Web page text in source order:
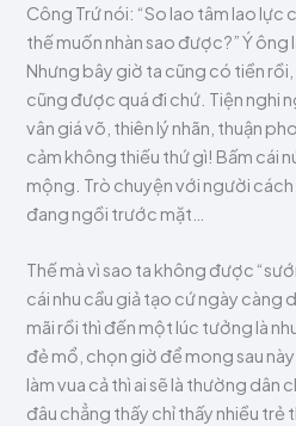
Công Trứ nói: “So lao tâm lao
thế muốn nhàn sao được?” Ý ông
Nhưng bây giờ ta cũng có tiền
cũng được quá đi chứ. Tiện nghi
vân giá võ, thiên lý nhãn, thuận
cảm không thiếu thứ gì! Bấm cái
mộng. Trò chuyện với người
đang ngồi trước mặt…
Thế mà vì sao ta không được
cái nhu cầu giả tạo cứ ngày càng
mãi rồi thì đến một lúc tưởng là
đẻ mổ, chọn giờ để mong sau
làm vua cả thì ai sẽ là thường dân
đâu chẳng thấy chỉ thấy nhiều trẻ